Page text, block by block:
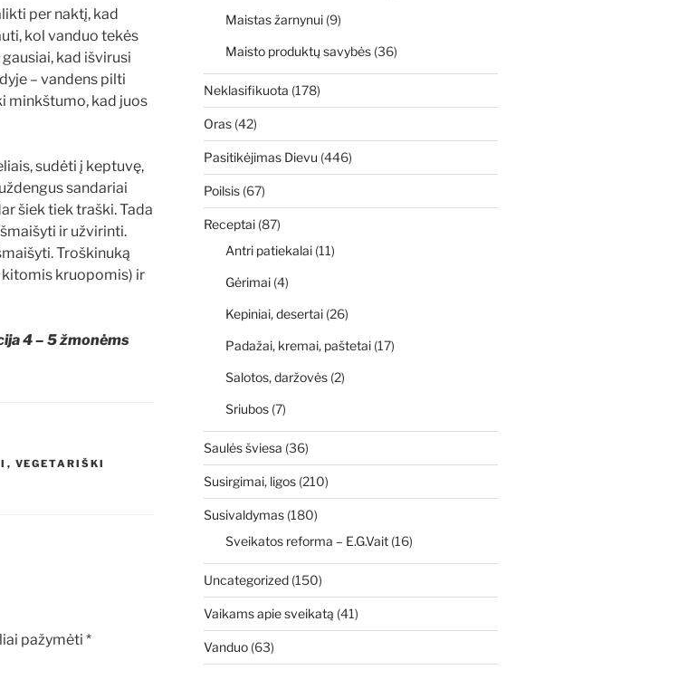
per naktį, kad
kol vanduo tekės
kad išvirusi
– vandens pilti
minkštumo, kad juos
sudėti į keptuvę,
sandariai
šiek tiek traški. Tada
ir užvirinti.
Troškinuką
kitomis kruopomis) ir
4 – 5 žmonėms
, VEGETARIŠKI
pažymėti *
Maistas žarnynui(9)
Maisto produktų savybės(36)
Neklasifikuota (178)
Oras(42)
Pasitikėjimas Dievu (446)
Poilsis(67)
Receptai(87)
Antri patiekalai(11)
Gėrimai(4)
Kepiniai, desertai(26)
Padažai, kremai, paštetai(17)
Salotos, daržovės(2)
Sriubos(7)
Saulės šviesa (36)
Susirgimai, ligos(210)
Susivaldymas(180)
Sveikatos reforma – E.G.Vait(16)
Uncategorized(150)
Vaikams apie sveikatą (41)
Vanduo(63)